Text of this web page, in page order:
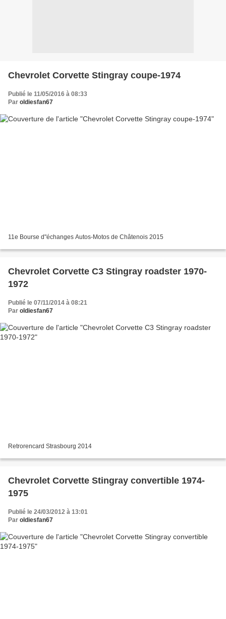
Chevrolet Corvette Stingray coupe-1974
Publié le 11/05/2016 à 08:33
Par oldiesfan67
11e Bourse d"échanges Autos-Motos de Châtenois 2015
Chevrolet Corvette C3 Stingray roadster 1970-
1972
Publié le 07/11/2014 à 08:21
Par oldiesfan67
Retrorencard Strasbourg 2014
Chevrolet Corvette Stingray convertible 1974-
1975
Publié le 24/03/2012 à 13:01
Par oldiesfan67